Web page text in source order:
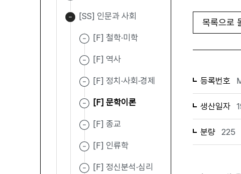
[SS] 인문과 사회
[F] 철학·미학
[F] 역사
[F] 정치·사회·경제
[F] 문학이론
[F] 종교
[F] 인류학
[F] 정신분석·심리
목록으로
등록번호
생산일자
분량 225